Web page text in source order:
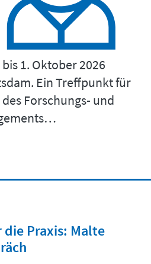
1. Oktober 2026
Ein Treffpunkt für
Forschungs- und
die Praxis: Malte